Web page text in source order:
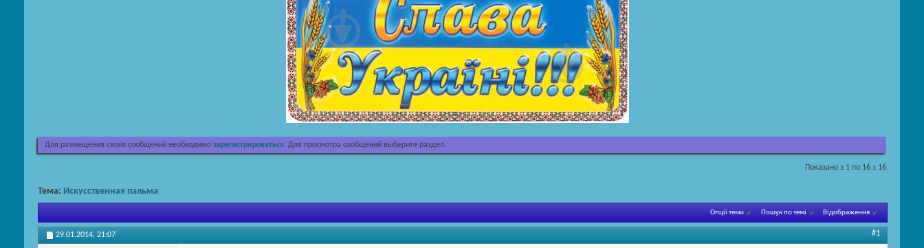
Для размещения своих сообщений необходимо зарегистрироваться. Для просмотра сообщений выберите раздел.
Показано з 1 по 16 з 16
Тема: Искусственная пальма
Опції теми Пошук по темі Відображення
29.01.2014, 21:07 #1